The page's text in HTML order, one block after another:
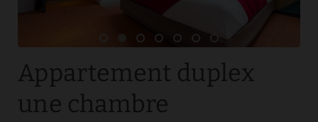
Appartement duplex
une chambre